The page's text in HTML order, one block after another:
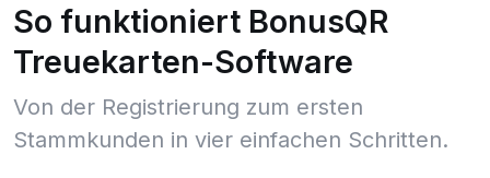
So funktioniert BonusQR
Treuekarten-Software
Von der Registrierung zum ersten
Stammkunden in vier einfachen Schritten.